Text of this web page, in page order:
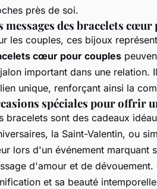
près de soi.
messages des bracelets
les couples, ces bijoux
cœur pour couples
important dans une relation.
unique, renforçant ainsi la
spéciales pour offrir
bracelets sont des cadeaux
la Saint-Valentin, ou
lors d'un événement marquant
d'amour et de
et sa beauté